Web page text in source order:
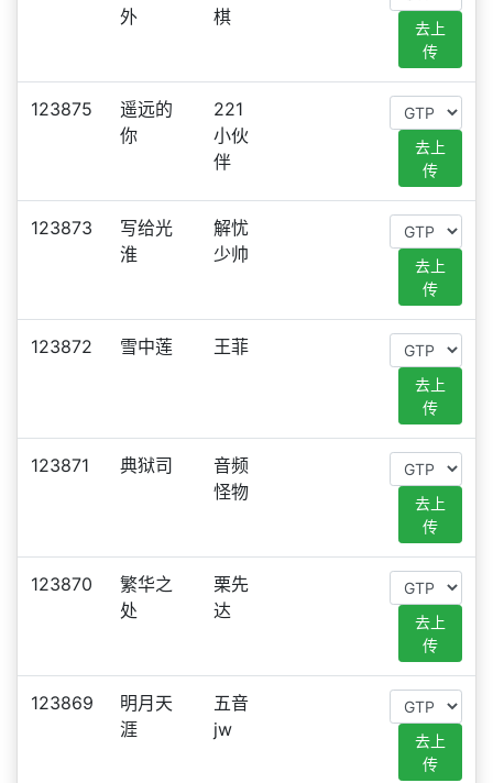
外
棋
去上
传
123875
遥远的
你
221
小伙
伴
去上
传
123873
写给光
淮
解忧
少帅
去上
传
123872 雪中莲 王菲
去上
传
123871 典狱司
音频
怪物
去上
传
123870
繁华之
处
栗先
达
去上
传
123869
明月天
涯
五音
jw
去上
传